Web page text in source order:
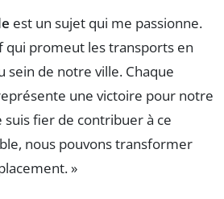
est un sujet qui me passionne.
qui promeut les transports en
sein de notre ville. Chaque
une victoire pour notre
fier de contribuer à ce
nous pouvons transformer
»